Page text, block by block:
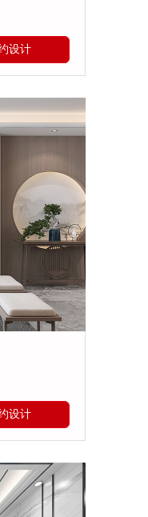
设计
设计